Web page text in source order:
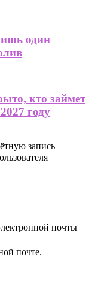
один
кто займет
году
запись
почты
почте.